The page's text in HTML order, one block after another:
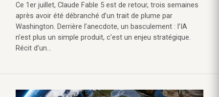
Ce 1er juillet, Claude Fable 5 est de retour, trois semaines
après avoir été débranché d’un trait de plume par
Washington. Derrière l’anecdote, un basculement : l’IA
n’est plus un simple produit, c’est un enjeu stratégique.
Récit d’un…